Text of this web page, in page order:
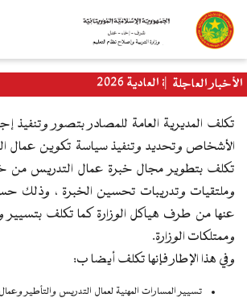
تجاوز
إلى
المحتوى
الرئيسي
الأخبار العاجلة
العادية 2026
تكلف المديرية العامة للمصادر بتصور وتنفيذ
الأشخاص وتحديد وتنفيذ سياسة تكوين عمال
تكلف بتطوير مجال خبرة عمال التدريس من
وملتقيات وتدريبات تحسين الخبرة ، وذلك
عنها من طرف هياكل الوزارة كما تكلف بتسيير
وممتلكات الوزارة.
وفي هذا الإطار فإنها تكلف أيضا ب:
تسيير المسارات المهنية لعمال التدريس والتأطير